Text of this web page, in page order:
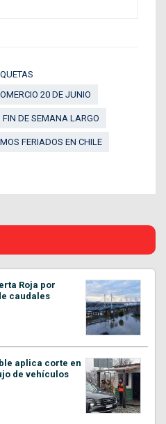
20 DE JUNIO
FIN DE SEMANA LARGO
FERIADOS EN CHILE
Roja por
caudales
aplica corte en
de vehículos